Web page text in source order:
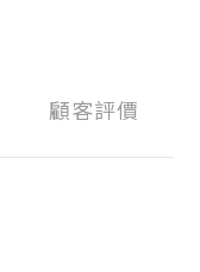
顧客評價